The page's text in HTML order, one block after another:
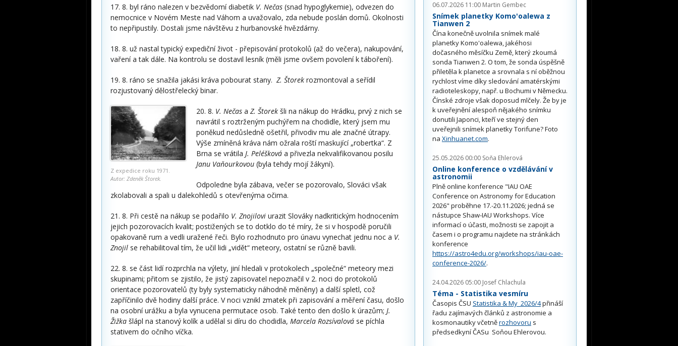
17. 8. byl ráno nalezen v bezvědomí diabetik V. Nečas (snad hypoglykemie), odvezen do
nemocnice v Novém Meste nad Váhom a uvažovalo, zda nebude poslán domů. Okolnosti
to nepřipustily. Dostali jsme návštěvu z hurbanovské hvězdárny.
18. 8. už nastal typický expediční život - přepisování protokolů (až do večera), nakupování,
vaření a tak dále. Na kontrolu se dostavil lesník (měli jsme ovšem povolení k táboření).
19. 8. ráno se snažila jakási kráva pobourat stany. Z. Štorek rozmontoval a seřídil
rozjustovaný dělostřelecký binar.
Z expedice roku 1971.
Autor: Zdeněk Štorek.
20. 8. V. Nečas a Z. Štorek šli na nákup do Hrádku, prvý z nich se
navrátil s roztrženým puchýřem na chodidle, který jsem mu
poněkud nedůsledně ošetřil, přivodiv mu ale značné útrapy.
Výše zmíněná kráva nám ožrala roští maskující „robertka“. Z
Brna se vrátila J. Peléšková a přivezla nekvalifikovanou posilu
Janu Vaňourkovou (byla tehdy mojí žákyní).
Odpoledne byla zábava, večer se pozorovalo, Slováci však
zkolabovali a spali u dalekohledů s otevřenýma očima.
21. 8. Při cestě na nákup se podařilo V. Znojilovi urazit Slováky nadkritickým hodnocením
jejich pozorovacích kvalit; postižených se to dotklo do té míry, že si v hospodě poručili
opakovaně rum a vedli uražené řeči. Bylo rozhodnuto pro únavu vynechat jednu noc a V.
Znojil se rehabilitoval tím, že učil lidi „vidět“ meteory, ostatní se různě bavili.
22. 8. se část lidí rozprchla na výlety, jiní hledali v protokolech „společné“ meteory mezi
skupinami; přitom se zjistilo, že jistý zapisovatel nepoznačil v 2. noci do protokolů
orientace pozorovatelů (ty byly systematicky náhodně měněny) a další spletl, což
zapříčinilo dvě hodiny další práce. V noci vznikl zmatek při zapisování a měření času, došlo
na osobní urážku a byla vynucena permutace osob. Také tento den došlo k úrazům; J.
Žižka šlápl na stanový kolík a udělal si díru do chodidla, Marcela Rozsívalová se píchla
stativem do očního víčka.
06.07.2026 11:00 Martin Gembec
Snímek planetky Komo'oalewa z
Tianwen 2
Čína konečně uvolnila snímek malé
planetky Komo'oalewa, jakéhosi
dočasného měsíčku Země, který zkoumá
sonda Tianwen 2. O tom, že sonda úspěšně
přiletěla k planetce a srovnala s ní oběžnou
rychlost víme díky sledování amatérskými
radioteleskopy, např. u Bochumi v Německu.
Čínské zdroje však doposud mlčely. Že by je
k uveřejnění alespoň nějakého snímku
donutili Japonci, kteří ve stejný den
uveřejnili snímek planetky Torifune? Foto
na Xinhuanet.com.
25.05.2026 00:00 Soňa Ehlerová
Online konference o vzdělávání v
astronomii
Plně online konference "IAU OAE
Conference on Astronomy for Education
2026" proběhne 17.-20.11.2026; jedná se
nástupce Shaw-IAU Workshops. Více
informací o účasti, možnosti se zapojit a
časem i o programu najdete na stránkách
konference
https://astro4edu.org/workshops/iau-oae-
conference-2026/.
24.04.2026 05:00 Josef Chlachula
Téma - Statistika vesmíru
Časopis ČSU Statistika & My 2026/4přináší
řadu zajímavých článků z astronomie a
kosmonautiky včetněrozhovoru s
předsedkyní ČASu Soňou Ehlerovou.